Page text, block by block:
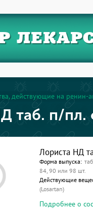
действующие на ренин-
таб. п/
Лориста НД
Форма выпуска:
84, 90 или 98 шт.
Действующие
(Losartan)
Подробнее о